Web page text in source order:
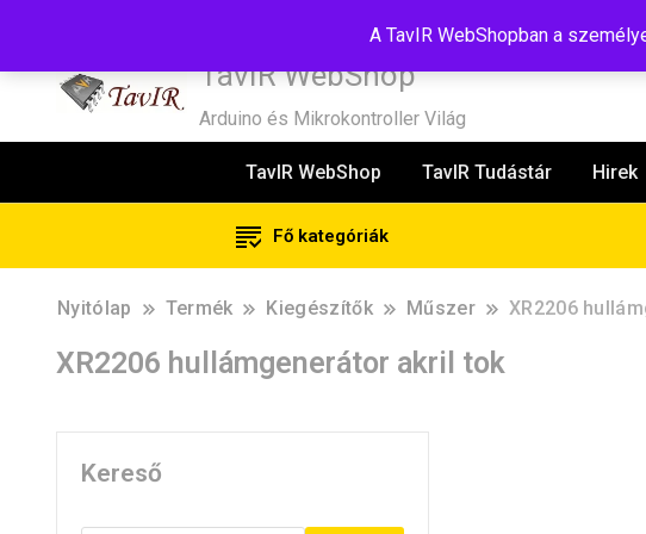
A TavIR WebShopban a
TavIR WebShop
Arduino és Mikrokontroller Világ
TavIR WebShop TavIR Tudástár Hirek
Fő kategóriák
Nyitólap Termék Kiegészítők Műszer XR2206
XR2206 hullámgenerátor akril tok
Kereső